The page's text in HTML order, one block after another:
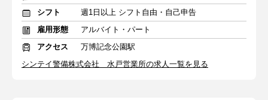
シフト
週1日以上 シフト自由・自己申告
雇用形態
アルバイト・パート
アクセス
万博記念公園駅
シンテイ警備株式会社 水戸営業所の求人一覧を見る